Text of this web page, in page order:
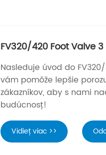
FV320/420 Foot Valve
Nasleduje úvod do
vám pomôže lepšie
zákazníkov, aby s nami
budúcnosť!
Vidieť viac >>